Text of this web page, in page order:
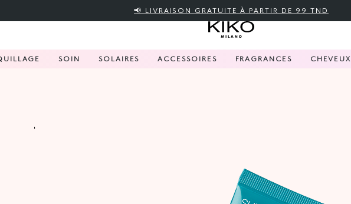
📢 LIVRAISON GRATUITE À PARTIR DE 99 TND
SOIN SOLAIRES ACCESSOIRES FRAGRANCES CHEVEUX